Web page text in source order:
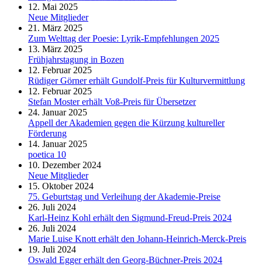
12. Mai 2025
Neue Mitglieder
21. März 2025
Zum Welttag der Poesie: Lyrik-Empfehlungen 2025
13. März 2025
Frühjahrstagung in Bozen
12. Februar 2025
Rüdiger Görner erhält Gundolf-Preis für Kulturvermittlung
12. Februar 2025
Stefan Moster erhält Voß-Preis für Übersetzer
24. Januar 2025
Appell der Akademien gegen die Kürzung kultureller
Förderung
14. Januar 2025
poetica 10
10. Dezember 2024
Neue Mitglieder
15. Oktober 2024
75. Geburtstag und Verleihung der Akademie-Preise
26. Juli 2024
Karl-Heinz Kohl erhält den Sigmund-Freud-Preis 2024
26. Juli 2024
Marie Luise Knott erhält den Johann-Heinrich-Merck-Preis
19. Juli 2024
Oswald Egger erhält den Georg-Büchner-Preis 2024